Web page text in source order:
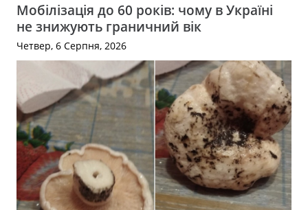
Мобілізація до 60 років: чому в Україні
не знижують граничний вік
Четвер, 6 Серпня, 2026